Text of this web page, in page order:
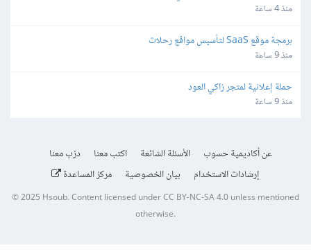
Bubble.io
منذ 4 ساعة
برمجة موقع SaaS لتأسيس مواقع رحلات
منذ 9 ساعة
حملة إعلانية لمتجر زاكي العود
منذ 9 ساعة
عن أكاديمية حسوب الأسئلة الشائعة اكتب معنا
درّب معنا
إرشادات الاستخدام
بيان الخصوصية مركز المساعدة
© 2025 Hsoub.Content licensed underCC BY-NC-SA 4.0unless mentioned
otherwise.